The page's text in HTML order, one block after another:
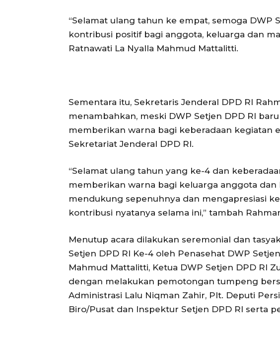
“Selamat ulang tahun ke empat, semoga DWP
kontribusi positif bagi anggota, keluarga dan
Ratnawati La Nyalla Mahmud Mattalitti.
Sementara itu, Sekretaris Jenderal DPD RI
menambahkan, meski DWP Setjen DPD RI
memberikan warna bagi keberadaan kegiatan
Sekretariat Jenderal DPD RI.
“Selamat ulang tahun yang ke-4 dan
memberikan warna bagi keluarga anggota
mendukung sepenuhnya dan mengapresiasi
kontribusi nyatanya selama ini,” tambah
Menutup acara dilakukan seremonial dan
Setjen DPD RI Ke-4 oleh Penasehat DWP
Mahmud Mattalitti, Ketua DWP Setjen DPD RI
dengan melakukan pemotongan tumpeng
Administrasi Lalu Niqman Zahir, Plt. Deputi
Biro/Pusat dan Inspektur Setjen DPD RI serta